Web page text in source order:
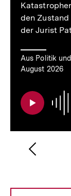
den
der Jurist
Aus Politik
August 2026